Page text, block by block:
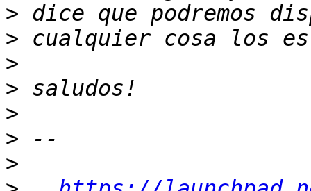
>
>
>
>
>
>
>